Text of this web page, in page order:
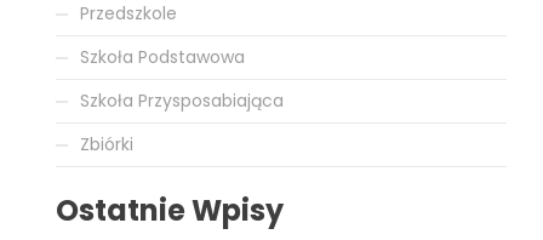
Przedszkole
Szkoła Podstawowa
Szkoła Przysposabiająca
Zbiórki
Ostatnie Wpisy